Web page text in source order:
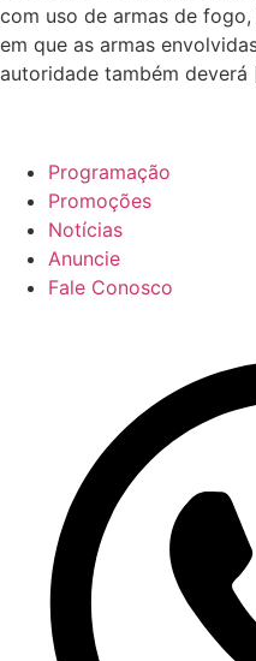
com uso de armas de
em que as armas
autoridade também
Programação
Promoções
Notícias
Anuncie
Fale Conosco